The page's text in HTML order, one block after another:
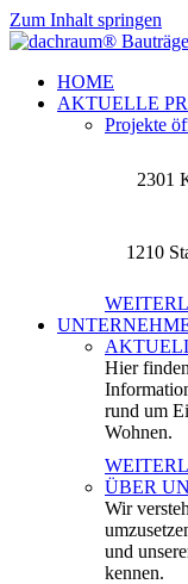
Zum Inhalt springen
HOME
AKTUELLE
Projekte
2301
1210
Hier
rund um
Wohnen.
ÜBER
Wir
und
kennen.